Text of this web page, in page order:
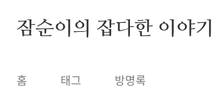
잠순이의 잡다한 이야기
홈 태그 방명록